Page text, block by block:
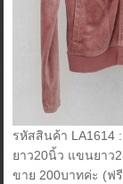
รหัสสินค้า LA1614
ยาว20นิ้ว แขนยาว
ขาย 200บาทค่ะ (ฟ